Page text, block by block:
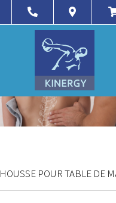
HOUSSE POUR TABLE DE